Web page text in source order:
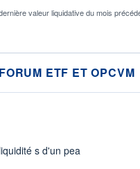
valeur liquidative du mois
ETF ET OPCVM
s d'un pea